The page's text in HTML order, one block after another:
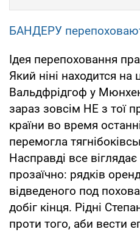
БАНДЕРУ
Ідея перепоховання
Який ніні находится на
Вальдфрідгоф у
зараз зовсім НЕ з тої
країни во время
перемогла
Насправді все
прозаїчно: рядків
відведеного под
добіг кінця. Рідні
проти того, аби вести